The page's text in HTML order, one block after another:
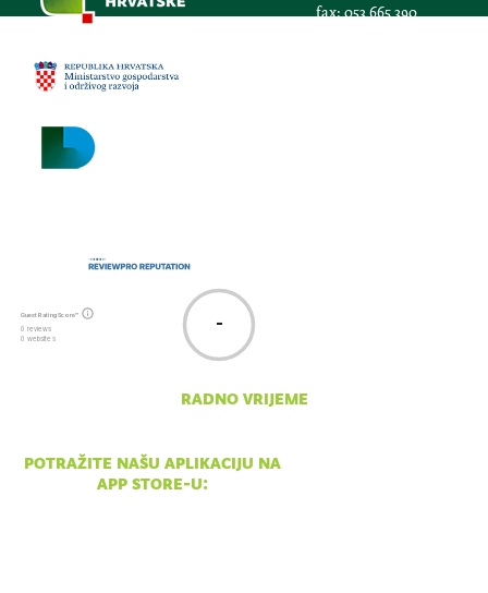
fax:053 665 390
Guest Rating Score™
0 reviews
0 websites
-
radno vrijeme
potražite našu aplikaciju na
app store-u: